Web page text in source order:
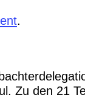
.
Zu den 21